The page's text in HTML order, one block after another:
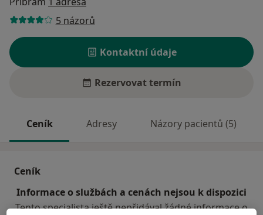
5 názorů
Kontaktní údaje
Rezervovat termín
Ceník Adresy Názory pacientů (5)
Ceník
Informace o službách a cenách nejsou k dispozici
Tento specialista ještě nepřidával žádné informace o